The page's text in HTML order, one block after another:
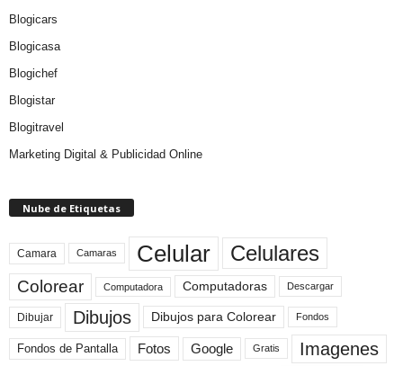
Blogicars
Blogicasa
Blogichef
Blogistar
Blogitravel
Marketing Digital & Publicidad Online
Nube de Etiquetas
Camara Camaras Celular Celulares
Colorear Computadora Computadoras Descargar
Dibujar Dibujos Dibujos para Colorear Fondos
Fondos de Pantalla Fotos Google Gratis Imagenes